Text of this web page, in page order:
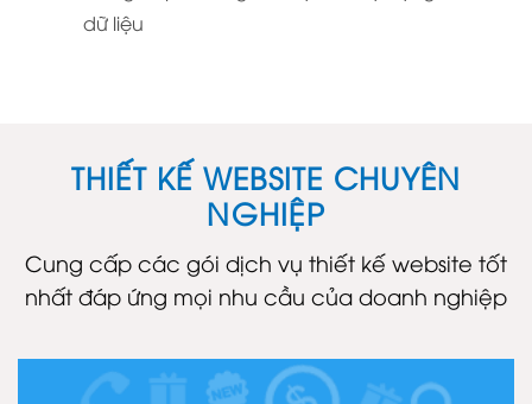
dữ liệu
THIẾT KẾ WEBSITE CHUYÊN
NGHIỆP
Cung cấp các gói dịch vụ thiết kế website tốt
nhất đáp ứng mọi nhu cầu của doanh nghiệp